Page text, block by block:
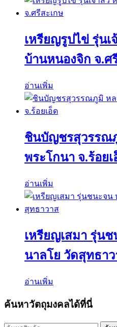
เหรียญรูปไข่ รุ่น
บ้านหนองจิก จ.ศ
อ่านเพิ่ม
ชินบัญชรสุวรรณ
พระโกนา จ.ร้อยเ
อ่านเพิ่ม
เหรียญเสมา รุ่น
นาลโย วัดสุทธา
อ่านเพิ่ม
ค้นหาวัตถุมงคลได้ที่นี่